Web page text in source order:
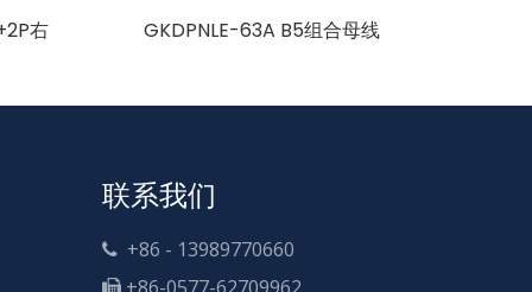
右 GKDPNLE-63A B5组合母线
联系我们
 +86 - 13989770660
